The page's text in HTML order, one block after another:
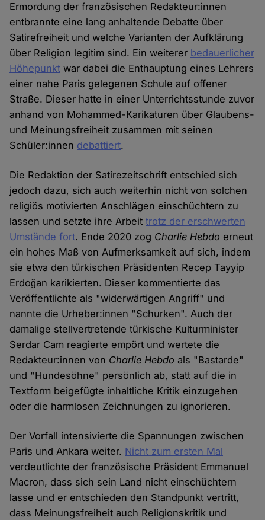
Ermordung der französischen Redakteur:innen
entbrannte eine lang anhaltende Debatte über
Satirefreiheit und welche Varianten der Aufklärung
über Religion legitim sind. Ein weiterer bedauerlicher
Höhepunkt war dabei die Enthauptung eines Lehrers
einer nahe Paris gelegenen Schule auf offener
Straße. Dieser hatte in einer Unterrichtsstunde zuvor
anhand von Mohammed-Karikaturen über Glaubens-
und Meinungsfreiheit zusammen mit seinen
Schüler:innen debattiert.
Die Redaktion der Satirezeitschrift entschied sich
jedoch dazu, sich auch weiterhin nicht von solchen
religiös motivierten Anschlägen einschüchtern zu
lassen und setzte ihre Arbeittrotz der erschwerten
Umstände fort. Ende 2020 zog Charlie Hebdo erneut
ein hohes Maß von Aufmerksamkeit auf sich, indem
sie etwa den türkischen Präsidenten Recep Tayyip
Erdoğan karikierten. Dieser kommentierte das
Veröffentlichte als "widerwärtigen Angriff" und
nannte die Urheber:innen "Schurken". Auch der
damalige stellvertretende türkische Kulturminister
Serdar Cam reagierte empört und wertete die
Redakteur:innen von Charlie Hebdo als "Bastarde"
und "Hundesöhne" persönlich ab, statt auf die in
Textform beigefügte inhaltliche Kritik einzugehen
oder die harmlosen Zeichnungen zu ignorieren.
Der Vorfall intensivierte die Spannungen zwischen
Paris und Ankara weiter. Nicht zum ersten Mal
verdeutlichte der französische Präsident Emmanuel
Macron, dass sich sein Land nicht einschüchtern
lasse und er entschieden den Standpunkt vertritt,
dass Meinungsfreiheit auch Religionskritik und